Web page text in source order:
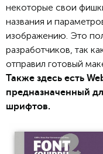
некоторые свои
названия и
изображению. Это
разработчиков, так
отправил готовый
Также здесь есть
предназначенный
шрифтов.